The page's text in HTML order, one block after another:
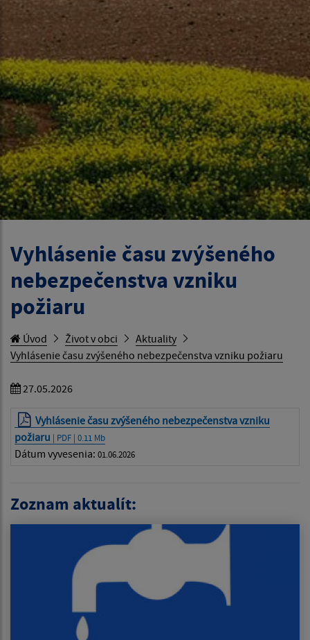
Vyhlásenie času zvýšeného
nebezpečenstva vzniku
požiaru
Úvod Život v obci
Aktuality
Vyhlásenie času zvýšeného nebezpečenstva vzniku požiaru
27.05.2026
Vyhlásenie času zvýšeného nebezpečenstva vzniku
požiaru | PDF | 0.11 Mb
Dátum vyvesenia: 01.06.2026
Zoznam aktualít: